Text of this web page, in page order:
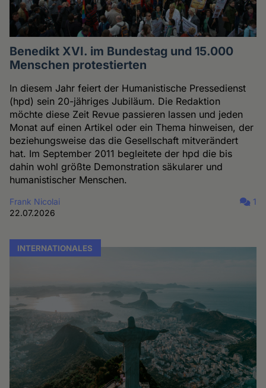
Benedikt XVI. im Bundestag und 15.000
Menschen protestierten
In diesem Jahr feiert der Humanistische Pressedienst
(hpd) sein 20-jähriges Jubiläum. Die Redaktion
möchte diese Zeit Revue passieren lassen und jeden
Monat auf einen Artikel oder ein Thema hinweisen, der
beziehungsweise das die Gesellschaft mitverändert
hat. Im September 2011 begleitete der hpd die bis
dahin wohl größte Demonstration säkularer und
humanistischer Menschen.
Frank Nicolai
22.07.2026
1
INTERNATIONALES